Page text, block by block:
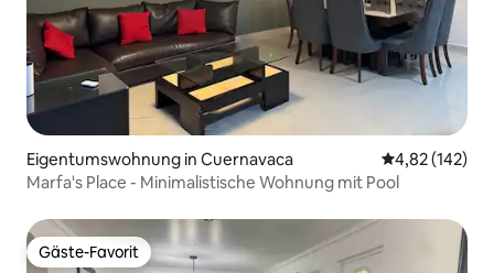
Eigentumswohnung in Cuernavaca
4,82 (142)
Marfa's Place - Minimalistische Wohnung mit Pool
Gäste-Favorit
Gäste-Favorit